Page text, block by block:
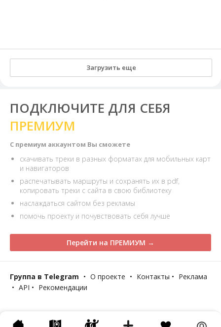
Загрузить еще
ПОДКЛЮЧИТЕ ДЛЯ СЕБЯ
ПРЕМИУМ
С премиум аккаунтом Вы сможете
скачивать треки в разных форматах для мобильных карт
и навигаторов
распечатывать маршруты и сохранять их в pdf,
копировать треки с сайта в свою библиотеку
наслаждаться сайтом без рекламы
помочь проекту и почувствовать себя лучше
Перейти на ПРЕМИУМ →
Группа в Telegram • О проекте • Контакты • Реклама
• API • Рекомендации